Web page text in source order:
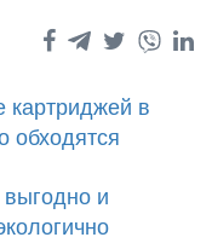
картриджей в
обходятся
и